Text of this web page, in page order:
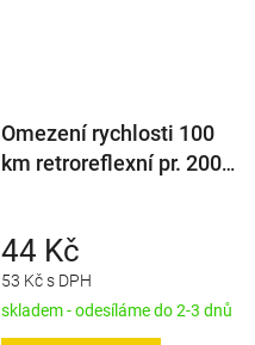
Omezení rychlosti 100
km retroreflexní pr. 200
53 Kč s DPH
44 Kč
skladem - odesíláme do 2-3 dnů